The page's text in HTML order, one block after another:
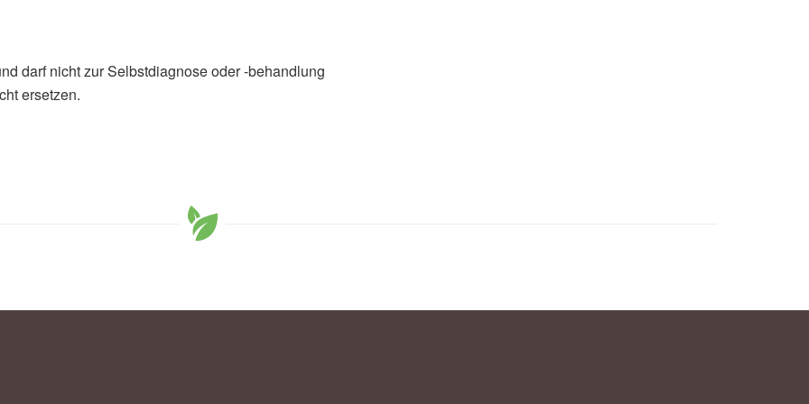
Herz Cardiovascular Diseases (veröffentlicht
darf nicht zur Selbstdiagnose oder -behandlung
ersetzen.